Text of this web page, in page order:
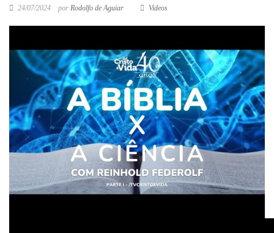
24/07/2024 por Rodolfo de Aguiar Videos